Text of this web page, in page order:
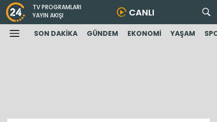
TV PROGRAMLARI
YAYIN AKIŞI
CANLI
SON DAKİKA GÜNDEM EKONOMİ YAŞAM